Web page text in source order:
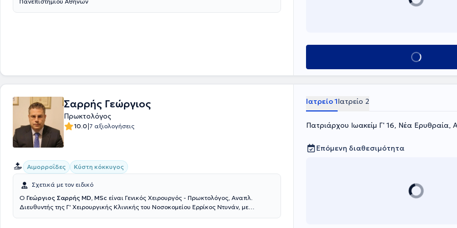
Κλείσε ραντεβού
Σαρρής Γεώργιος
Πρωκτολόγος
10.0|7 αξιολογήσεις
Αιμορροΐδες Κύστη κόκκυγος
Σχετικά με τον ειδικό
Ο Γεώργιος Σαρρής MD, MSc είναι Γενικός Χειρουργός - Πρωκτολόγος, Αναπλ.
Διευθυντής της Γ' Χειρουργικής Κλινικής του Νοσοκομείου Ερρίκος Ντυνάν, με
Ιατρείο 1Ιατρείο 2
Πατριάρχου Ιωακείμ Γ' 16, Νέα Ερυθραία,
Επόμενη διαθεσιμότητα